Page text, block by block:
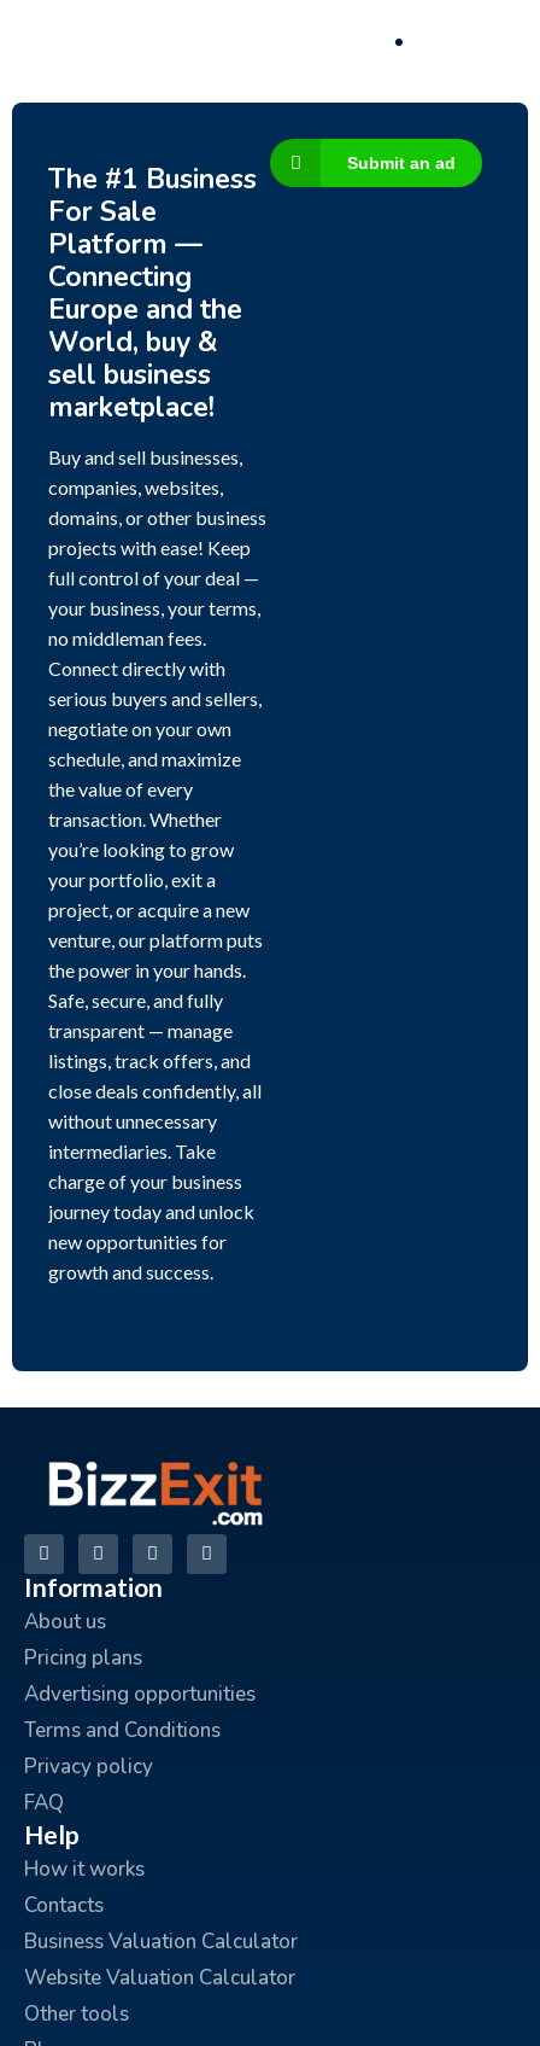
The #1 Business
For Sale
Platform —
Connecting
Europe and the
World, buy &
sell business
marketplace!
Buy and sell businesses,
companies, websites,
domains, or other business
projects with ease! Keep
full control of your deal —
your business, your terms,
no middleman fees.
Connect directly with
serious buyers and sellers,
negotiate on your own
schedule, and maximize
the value of every
transaction. Whether
you’re looking to grow
your portfolio, exit a
project, or acquire a new
venture, our platform puts
the power in your hands.
Safe, secure, and fully
transparent — manage
listings, track offers, and
close deals confidently, all
without unnecessary
intermediaries. Take
charge of your business
journey today and unlock
new opportunities for
growth and success.
Submit an ad
Information
About us
Pricing plans
Advertising opportunities
Terms and Conditions
Privacy policy
FAQ
Help
How it works
Contacts
Business Valuation Calculator
Website Valuation Calculator
Other tools